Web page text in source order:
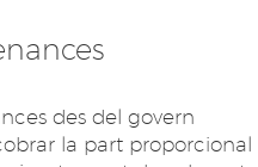
des del govern
la part proporcional